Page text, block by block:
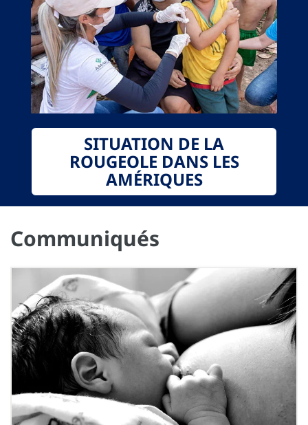
SITUATION DE LA
ROUGEOLE DANS LES
AMÉRIQUES
Communiqués